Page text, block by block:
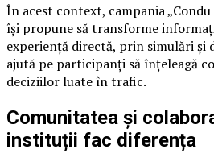
În acest context, campania
își propune să transforme
experiență directă, prin simulări și
ajută pe participanți să înțeleagă
deciziilor luate în trafic.
Comunitatea și
instituții fac diferența